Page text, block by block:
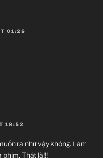
01:25
18:52
ra như vậy không. Làm
phim. Thật là!!!